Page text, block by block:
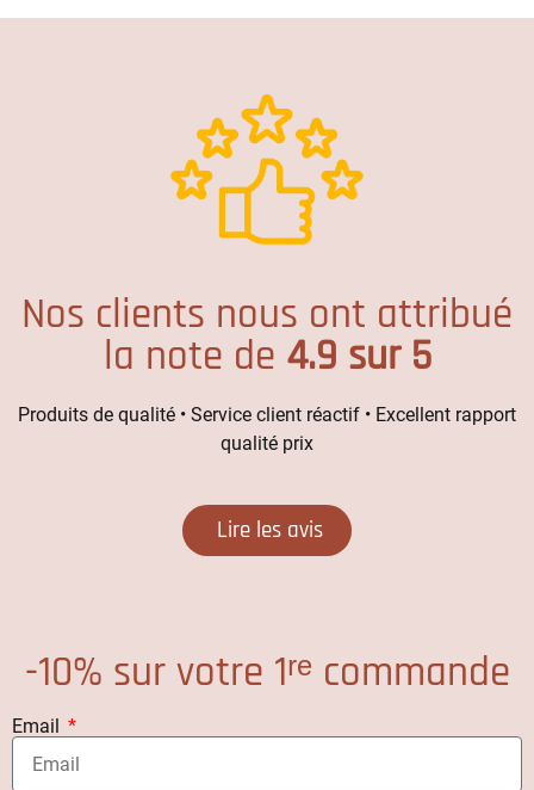
Nos clients nous ont attribué
la note de 4.9 sur 5
Produits de qualité • Service client réactif • Excellent rapport
qualité prix
Lire les avis
-10% sur votre 1ʳᵉ commande
Email